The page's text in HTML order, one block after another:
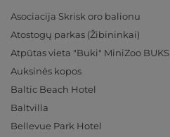
Asociacija Skrisk oro balionu
Atostogų parkas (Žibininkai)
Atpūtas vieta "Buki" MiniZoo BUKS
Auksinės kopos
Baltic Beach Hotel
Baltvilla
Bellevue Park Hotel